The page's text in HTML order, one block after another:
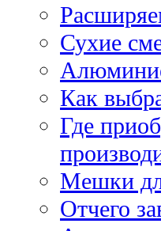
Сухие
Как
Где
Мешки
Отчего